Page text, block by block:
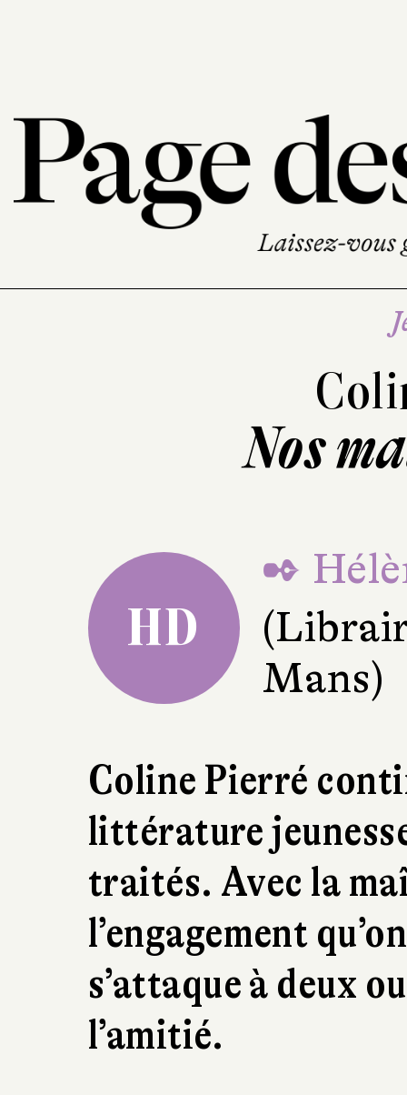
Nos
HD
✒
Mans)
Coline Pierré
littérature
traités. Avec la
l’engagement
s’attaque à deux
l’amitié.